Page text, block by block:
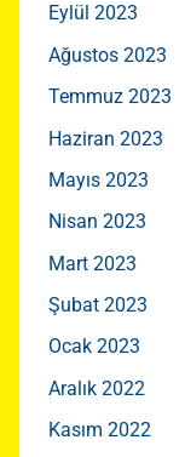
Eylül 2023
Ağustos 2023
Temmuz 2023
Haziran 2023
Mayıs 2023
Nisan 2023
Mart 2023
Şubat 2023
Ocak 2023
Aralık 2022
Kasım 2022